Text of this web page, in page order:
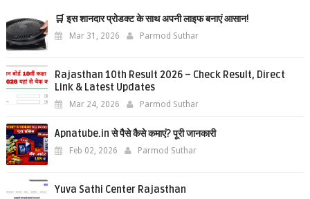
🛒 इस शानदार प्रोडक्ट के साथ अपनी लाइफ बनाएं आसान!
Mar 31, 2026 Parmod Suthar
Rajasthan 10th Result 2026 – Check Result, Direct
Link & Latest Updates
Mar 24, 2026 Parmod Suthar
Apnatube.in से पैसे कैसे कमाएं? पूरी जानकारी
Feb 02, 2026 Parmod Suthar
Yuva Sathi Center Rajasthan